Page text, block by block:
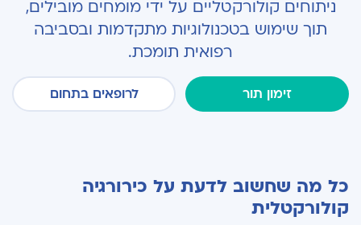
ניתוחים קולורקטליים על ידי מומחים מובילים,
תוך שימוש בטכנולוגיות מתקדמות ובסביבה
רפואית תומכת.
זימון תור לרופאים בתחום
כל מה שחשוב לדעת על כירורגיה
קולורקטלית